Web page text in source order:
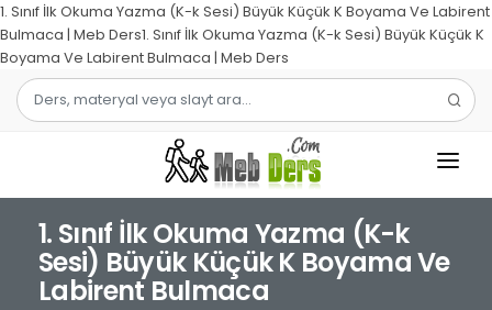
1. Sınıf İlk Okuma Yazma (K-k Sesi) Büyük Küçük K Boyama Ve Labirent
Bulmaca | Meb Ders1. Sınıf İlk Okuma Yazma (K-k Sesi) Büyük Küçük K
Boyama Ve Labirent Bulmaca | Meb Ders
1.SINIF
2.SINIF
1. Sınıf İlk Okuma Yazma (K-k
Sesi) Büyük Küçük K Boyama Ve
Labirent Bulmaca